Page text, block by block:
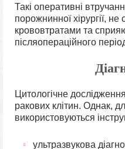
Такі оперативні
порожнинної хірургії,
крововтратами та
післяопераційного
Цитологічне
ракових клітин. Однак,
використовуються
ультразвукова